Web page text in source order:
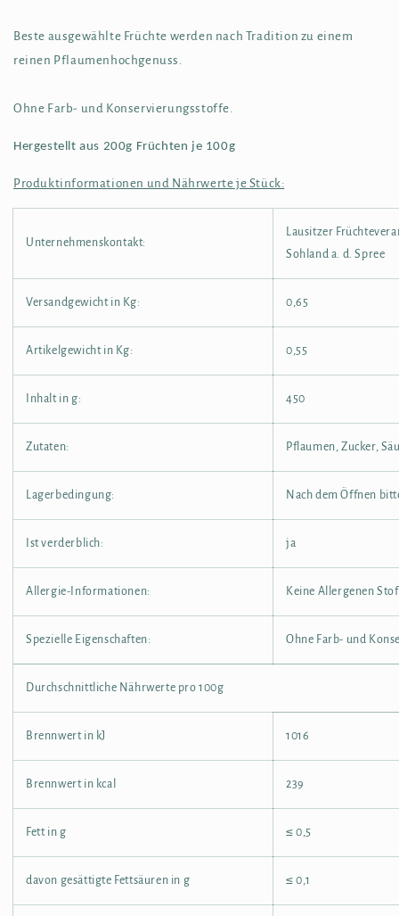
Beste ausgewählte Früchte werden nach Tradition zu einem
reinen Pflaumenhochgenuss.
Ohne Farb- und Konservierungsstoffe.
Hergestellt aus 200g Früchten je 100g
Produktinformationen und Nährwerte je Stück:
Unternehmenskontakt:
Lausitzer
Sohland a. d. Spree
Versandgewicht in Kg: 0,65
Artikelgewicht in Kg: 0,55
Inhalt in g: 450
Zutaten: Pflaumen, Zucker,
Lagerbedingung: Nach dem Öffnen
Ist verderblich: ja
Allergie-Informationen: Keine Allergenen
Spezielle Eigenschaften: Ohne Farb- und
Durchschnittliche Nährwerte pro 100g
Brennwert in kJ 1016
Brennwert in kcal 239
Fett in g ≤ 0,5
davon gesättigte Fettsäuren in g ≤ 0,1